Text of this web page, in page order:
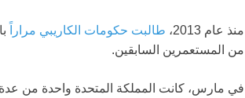
منذ عام 2013، طالبت حكومات الكاريبي مراراً
من المستعمرين السابقين.
في مارس، كانت المملكة المتحدة واحدة من عدة